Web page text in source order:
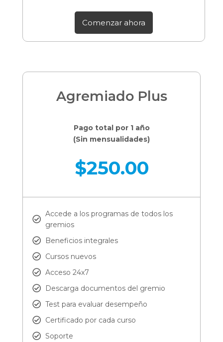
Comenzar ahora
Agremiado Plus
Pago total por 1 año
(Sin mensualidades)
$250.00
Accede a los programas de todos los
gremios
Beneficios integrales
Cursos nuevos
Acceso 24x7
Descarga documentos del gremio
Test para evaluar desempeño
Certificado por cada curso
Soporte